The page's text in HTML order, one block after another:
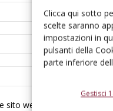
Clicca qui sotto
scelte saranno
impostazioni in
pulsanti della
parte inferiore
Gestisci
sito web in questo browser